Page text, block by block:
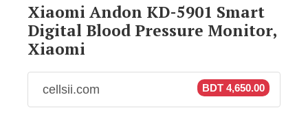
Xiaomi Andon KD-5901 Smart
Digital Blood Pressure Monitor,
Xiaomi
cellsii.com BDT 4,650.00